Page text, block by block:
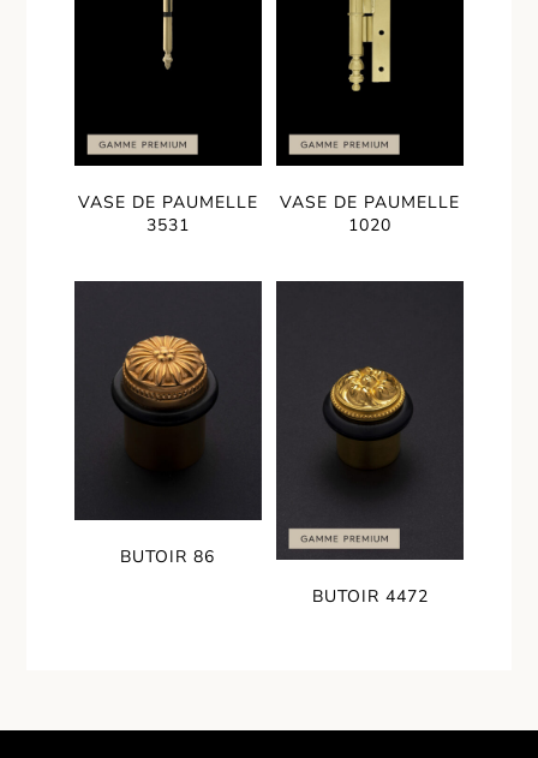
VASE DE PAUMELLE
3531
VASE DE PAUMELLE
1020
BUTOIR 86
BUTOIR 4472